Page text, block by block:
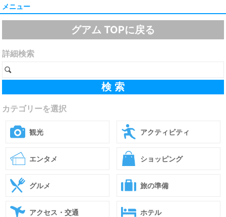
メニュー
グアム TOPに戻る
詳細検索
カテゴリーを選択
観光 アクティビティ
エンタメ ショッピング
グルメ 旅の準備
アクセス・交通 ホテル